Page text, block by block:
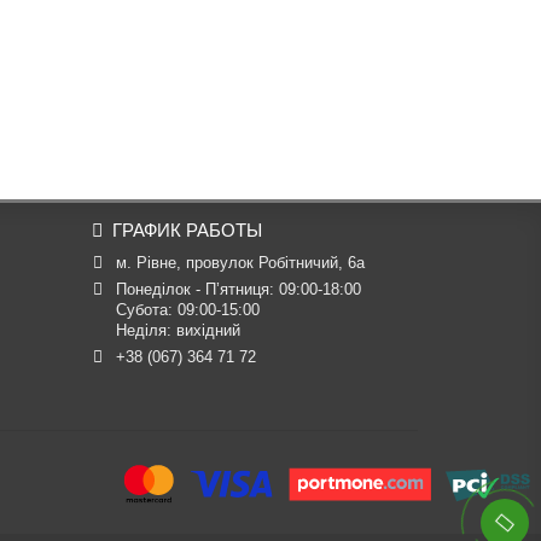
ГРАФИК РАБОТЫ
м. Рівне, провулок Робітничий, 6а
Понеділок - П’ятниця: 09:00-18:00
Субота: 09:00-15:00
Неділя: вихідний
+38 (067) 364 71 72